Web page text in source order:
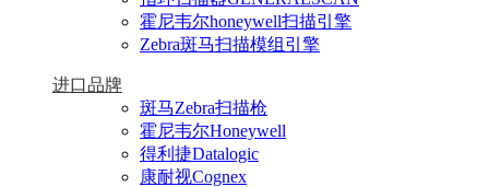
霍尼韦尔honeywell扫描引擎
Zebra斑马扫描模组引擎
进口品牌
斑马Zebra扫描枪
霍尼韦尔Honeywell
得利捷Datalogic
康耐视Cognex